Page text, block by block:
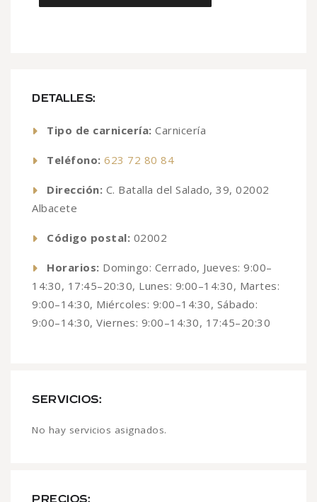
DETALLES:
Tipo de carnicería: Carnicería
Teléfono: 623 72 80 84
Dirección: C. Batalla del Salado, 39, 02002
Albacete
Código postal: 02002
Horarios: Domingo: Cerrado, Jueves: 9:00–
14:30, 17:45–20:30, Lunes: 9:00–14:30, Martes:
9:00–14:30, Miércoles: 9:00–14:30, Sábado:
9:00–14:30, Viernes: 9:00–14:30, 17:45–20:30
SERVICIOS:
No hay servicios asignados.
PRECIOS: